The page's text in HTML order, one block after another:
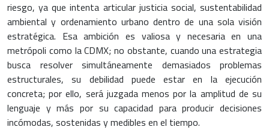
riesgo, ya que intenta articular justicia social, sustentabilidad
ambiental y ordenamiento urbano dentro de una sola visión
estratégica. Esa ambición es valiosa y necesaria en una
metrópoli como la CDMX; no obstante, cuando una estrategia
busca resolver simultáneamente demasiados problemas
estructurales, su debilidad puede estar en la ejecución
concreta; por ello, será juzgada menos por la amplitud de su
lenguaje y más por su capacidad para producir decisiones
incómodas, sostenidas y medibles en el tiempo.